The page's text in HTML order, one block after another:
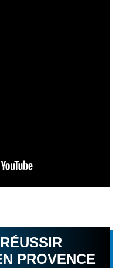
PROVENCE